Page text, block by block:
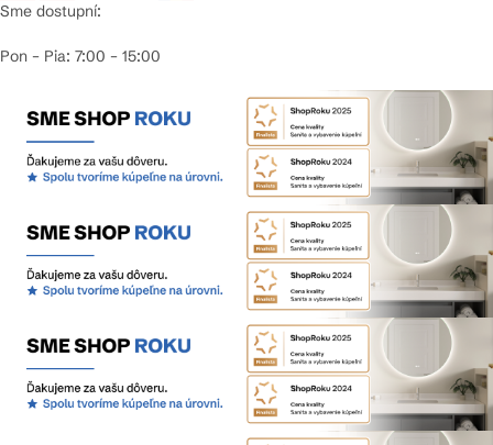
Sme dostupní:
Pon – Pia: 7:00 – 15:00